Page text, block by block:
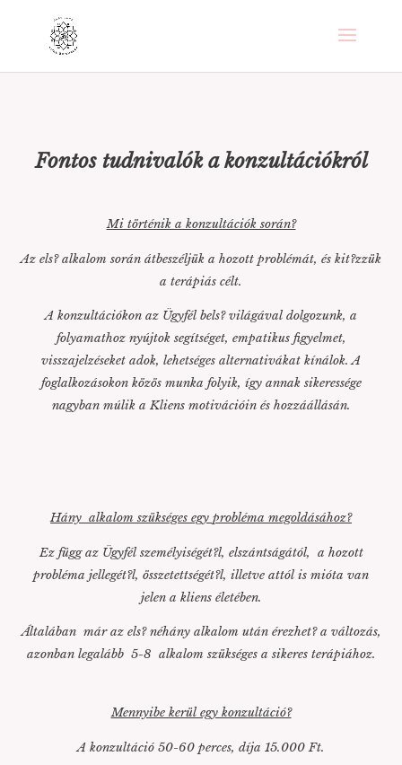
Fontos tudnivalók a konzultációkról
Mi történik a konzultációk során?
Az els? alkalom során átbeszéljük a hozott problémát, és kit?zzük
a terápiás célt.
A konzultációkon az Ügyfél bels? világával dolgozunk, a
folyamathoz nyújtok segítséget, empatikus figyelmet,
visszajelzéseket adok, lehetséges alternativákat kínálok. A
foglalkozásokon közös munka folyik, így annak sikeressége
nagyban múlik a Kliens motivációin és hozzáállásán.
Hány alkalom szükséges egy probléma megoldásához?
Ez függ az Ügyfél személyiségét?l, elszántságától, a hozott
probléma jellegét?l, összetettségét?l, illetve attól is mióta van
jelen a kliens életében.
Általában már az els? néhány alkalom után érezhet? a változás,
azonban legalább 5-8 alkalom szükséges a sikeres terápiához.
Mennyibe kerül egy konzultáció?
A konzultáció 50-60 perces, díja 15.000 Ft.